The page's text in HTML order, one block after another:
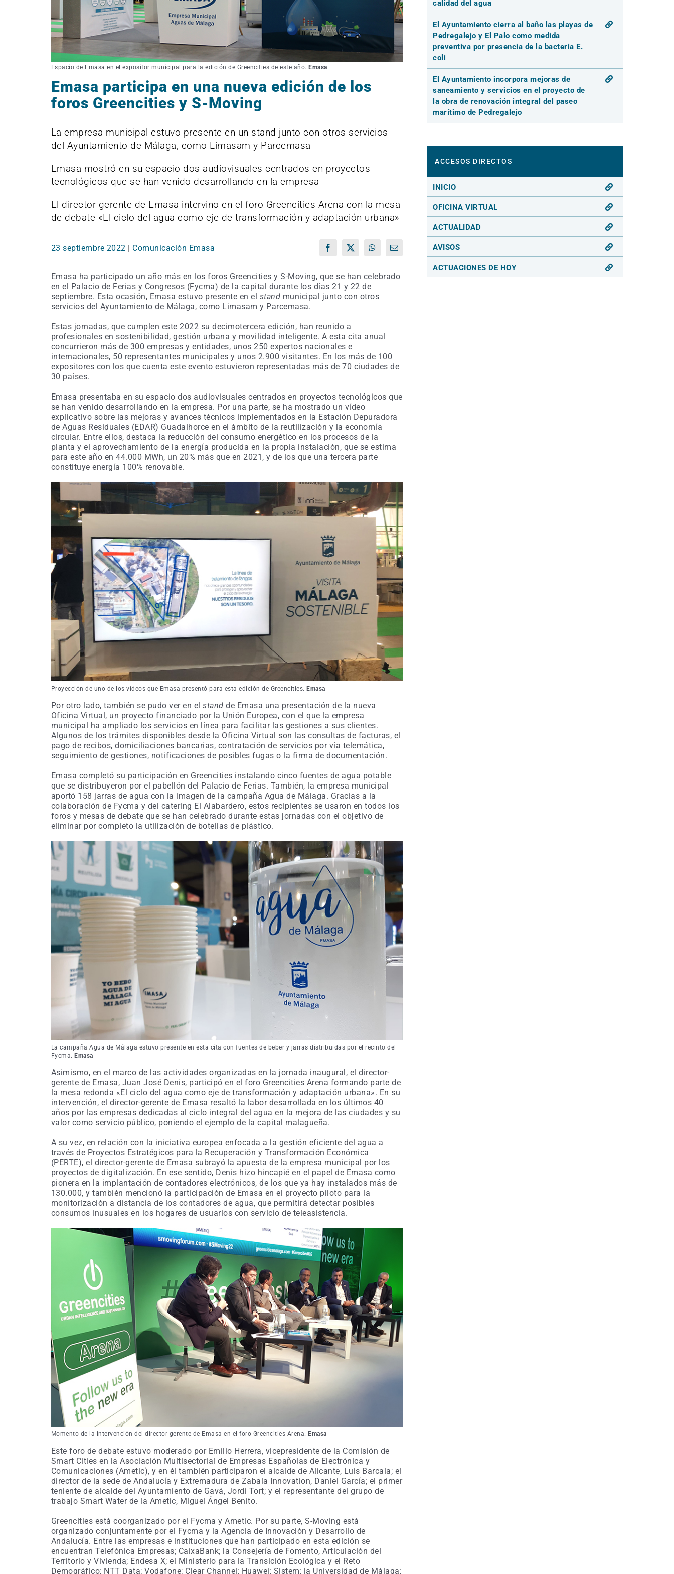
Espacio de Emasa en el expositor municipal para la edición de Greencities de este año. Emasa.
Emasa participa en una nueva edición de los
foros Greencities y S-Moving
La empresa municipal estuvo presente en un stand junto con otros servicios
del Ayuntamiento de Málaga, como Limasam y Parcemasa
Emasa mostró en su espacio dos audiovisuales centrados en proyectos
tecnológicos que se han venido desarrollando en la empresa
El director-gerente de Emasa intervino en el foro Greencities Arena con la mesa
de debate «El ciclo del agua como eje de transformación y adaptación urbana»
23 septiembre 2022 | Comunicación Emasa Facebook
X WhatsAppCorreo
electrónico
Emasa ha participado un año más en los foros Greencities y S-Moving, que se han celebrado
en el Palacio de Ferias y Congresos (Fycma) de la capital durante los días 21 y 22 de
septiembre. Esta ocasión, Emasa estuvo presente en el stand municipal junto con otros
servicios del Ayuntamiento de Málaga, como Limasam y Parcemasa.
Estas jornadas, que cumplen este 2022 su decimotercera edición, han reunido a
profesionales en sostenibilidad, gestión urbana y movilidad inteligente. A esta cita anual
concurrieron más de 300 empresas y entidades, unos 250 expertos nacionales e
internacionales, 50 representantes municipales y unos 2.900 visitantes. En los más de 100
expositores con los que cuenta este evento estuvieron representadas más de 70 ciudades de
30 países.
Emasa presentaba en su espacio dos audiovisuales centrados en proyectos tecnológicos que
se han venido desarrollando en la empresa. Por una parte, se ha mostrado un vídeo
explicativo sobre las mejoras y avances técnicos implementados en la Estación Depuradora
de Aguas Residuales (EDAR) Guadalhorce en el ámbito de la reutilización y la economía
circular. Entre ellos, destaca la reducción del consumo energético en los procesos de la
planta y el aprovechamiento de la energía producida en la propia instalación, que se estima
para este año en 44.000 MWh, un 20% más que en 2021, y de los que una tercera parte
constituye energía 100% renovable.
Proyección de uno de los vídeos que Emasa presentó para esta edición de Greencities.Emasa
Por otro lado, también se pudo ver en elstand de Emasa una presentación de la nueva
Oficina Virtual, un proyecto financiado por la Unión Europea, con el que la empresa
municipal ha ampliado los servicios en línea para facilitar las gestiones a sus clientes.
Algunos de los trámites disponibles desde la Oficina Virtual son las consultas de facturas, el
pago de recibos, domiciliaciones bancarias, contratación de servicios por vía telemática,
seguimiento de gestiones, notificaciones de posibles fugas o la firma de documentación.
Emasa completó su participación en Greencities instalando cinco fuentes de agua potable
que se distribuyeron por el pabellón del Palacio de Ferias. También, la empresa municipal
aportó 158 jarras de agua con la imagen de la campaña Agua de Málaga. Gracias a la
colaboración de Fycma y del catering El Alabardero, estos recipientes se usaron en todos los
foros y mesas de debate que se han celebrado durante estas jornadas con el objetivo de
eliminar por completo la utilización de botellas de plástico.
La campaña Agua de Málaga estuvo presente en esta cita con fuentes de beber y jarras distribuidas por el recinto del
Fycma.Emasa
Asimismo, en el marco de las actividades organizadas en la jornada inaugural, el director-
gerente de Emasa, Juan José Denis, participó en el foro Greencities Arena formando parte de
la mesa redonda «El ciclo del agua como eje de transformación y adaptación urbana». En su
intervención, el director-gerente de Emasa resaltó la labor desarrollada en los últimos 40
años por las empresas dedicadas al ciclo integral del agua en la mejora de las ciudades y su
valor como servicio público, poniendo el ejemplo de la capital malagueña.
A su vez, en relación con la iniciativa europea enfocada a la gestión eficiente del agua a
través de Proyectos Estratégicos para la Recuperación y Transformación Económica
(PERTE), el director-gerente de Emasa subrayó la apuesta de la empresa municipal por los
proyectos de digitalización. En ese sentido, Denis hizo hincapié en el papel de Emasa como
pionera en la implantación de contadores electrónicos, de los que ya hay instalados más de
130.000, y también mencionó la participación de Emasa en el proyecto piloto para la
monitorización a distancia de los contadores de agua, que permitirá detectar posibles
consumos inusuales en los hogares de usuarios con servicio de teleasistencia.
Momento de la intervención del director-gerente de Emasa en el foro Greencities Arena. Emasa
Este foro de debate estuvo moderado por Emilio Herrera, vicepresidente de la Comisión de
Smart Cities en la Asociación Multisectorial de Empresas Españolas de Electrónica y
Comunicaciones (Ametic), y en él también participaron el alcalde de Alicante, Luis Barcala; el
director de la sede de Andalucía y Extremadura de Zabala Innovation, Daniel García; el primer
teniente de alcalde del Ayuntamiento de Gavá, Jordi Tort; y el representante del grupo de
trabajo Smart Water de la Ametic, Miguel Ángel Benito.
Greencities está coorganizado por el Fycma y Ametic. Por su parte, S-Moving está
organizado conjuntamente por el Fycma y la Agencia de Innovación y Desarrollo de
Andalucía. Entre las empresas e instituciones que han participado en esta edición se
encuentran Telefónica Empresas; CaixaBank; la Consejería de Fomento, Articulación del
Territorio y Vivienda; Endesa X; el Ministerio para la Transición Ecológica y el Reto
Demográfico; NTT Data; Vodafone; Clear Channel; Huawei; Sistem; la Universidad de Málaga;
calidad del agua
El Ayuntamiento cierra al baño las playas de
Pedregalejo y El Palo como medida
preventiva por presencia de la bacteria E.
coli
El Ayuntamiento incorpora mejoras de
saneamiento y servicios en el proyecto de
la obra de renovación integral del paseo
marítimo de Pedregalejo
ACCESOS DIRECTOS
INICIO
OFICINA VIRTUAL
ACTUALIDAD
AVISOS
ACTUACIONES DE HOY